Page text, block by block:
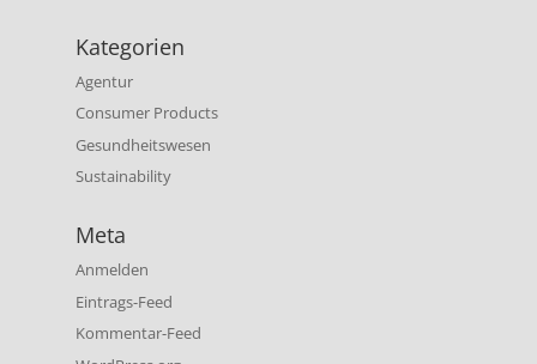
Kategorien
Agentur
Consumer Products
Gesundheitswesen
Sustainability
Meta
Anmelden
Eintrags-Feed
Kommentar-Feed